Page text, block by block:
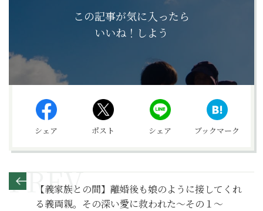
この記事が気に入ったら
いいね！しよう
シェア ポスト シェア ブックマーク
【義家族との間】離婚後も娘のように接してくれ
る義両親。その深い愛に救われた～その１～